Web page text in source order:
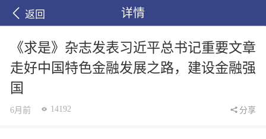
返回 详情
《求是》杂志发表习近平总书记重要文章
走好中国特色金融发展之路，建设金融强
国
6月前 14192 分享